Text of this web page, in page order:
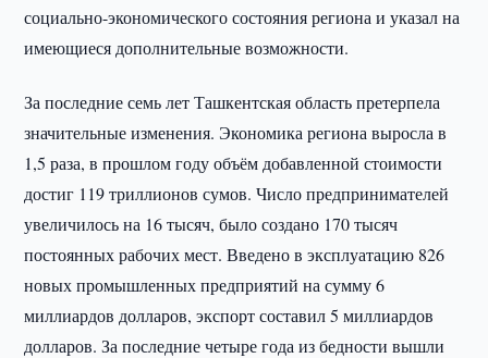
социально-экономического состояния региона и указал на
имеющиеся дополнительные возможности.
За последние семь лет Ташкентская область претерпела
значительные изменения. Экономика региона выросла в
1,5 раза, в прошлом году объём добавленной стоимости
достиг 119 триллионов сумов. Число предпринимателей
увеличилось на 16 тысяч, было создано 170 тысяч
постоянных рабочих мест. Введено в эксплуатацию 826
новых промышленных предприятий на сумму 6
миллиардов долларов, экспорт составил 5 миллиардов
долларов. За последние четыре года из бедности вышли